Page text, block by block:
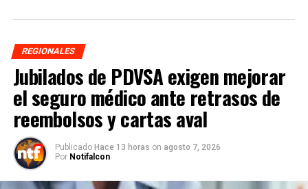
REGIONALES
Jubilados de PDVSA exigen mejorar
el seguro médico ante retrasos de
reembolsos y cartas aval
Publicado Hace 13 horas on agosto 7, 2026
Por Notifalcon